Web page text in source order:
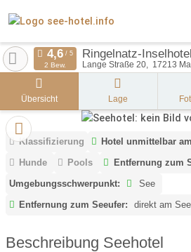
Ringelnatz-
Lange Straße 20 17213
2 Bew.
Übersicht Lage
Klassifizierung Hotel unmittelbar
Hunde
Pools Entfernung zum
Umgebungsschwerpunkt:
See
Entfernung zum Seeufer:
direkt am See
Beschreibung Seehotel